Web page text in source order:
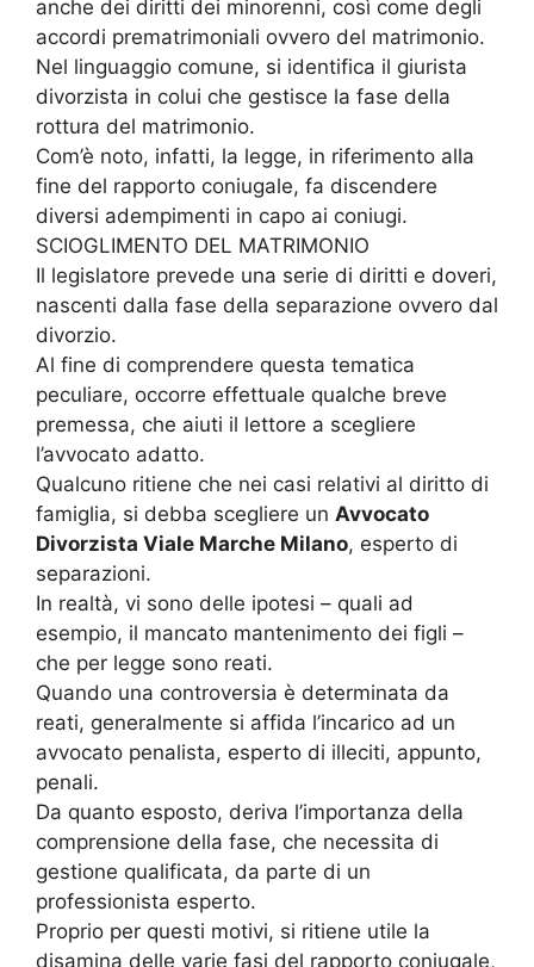
anche dei diritti dei minorenni, così come degli
accordi prematrimoniali ovvero del matrimonio.
Nel linguaggio comune, si identifica il giurista
divorzista in colui che gestisce la fase della
rottura del matrimonio.
Com’è noto, infatti, la legge, in riferimento alla
fine del rapporto coniugale, fa discendere
diversi adempimenti in capo ai coniugi.
SCIOGLIMENTO DEL MATRIMONIO
Il legislatore prevede una serie di diritti e doveri,
nascenti dalla fase della separazione ovvero dal
divorzio.
Al fine di comprendere questa tematica
peculiare, occorre effettuale qualche breve
premessa, che aiuti il lettore a scegliere
l’avvocato adatto.
Qualcuno ritiene che nei casi relativi al diritto di
famiglia, si debba scegliere un Avvocato
Divorzista Viale Marche Milano, esperto di
separazioni.
In realtà, vi sono delle ipotesi – quali ad
esempio, il mancato mantenimento dei figli –
che per legge sono reati.
Quando una controversia è determinata da
reati, generalmente si affida l’incarico ad un
avvocato penalista, esperto di illeciti, appunto,
penali.
Da quanto esposto, deriva l’importanza della
comprensione della fase, che necessita di
gestione qualificata, da parte di un
professionista esperto.
Proprio per questi motivi, si ritiene utile la
disamina delle varie fasi del rapporto coniugale,